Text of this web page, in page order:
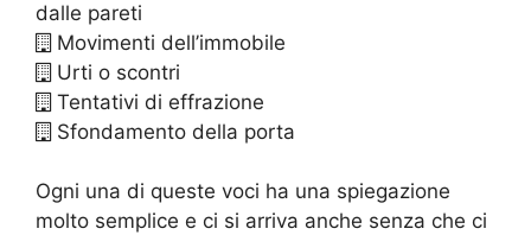
dalle pareti
Movimenti dell’immobile
Urti o scontri
Tentativi di effrazione
Sfondamento della porta
Ogni una di queste voci ha una spiegazione
molto semplice e ci si arriva anche senza che ci